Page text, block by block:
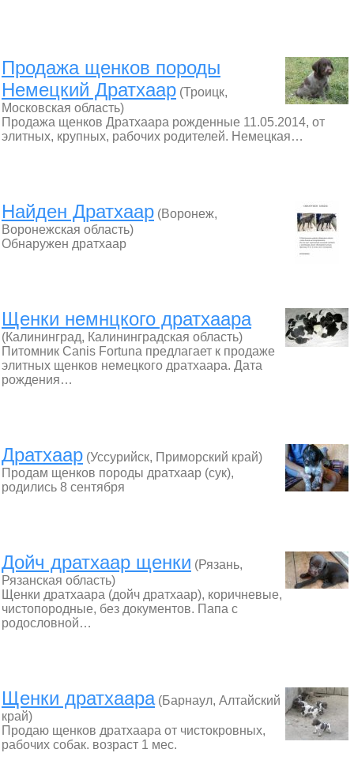
Продажа щенков породы
Немецкий Дратхаар (Троицк,
Московская область)
Продажа щенков Дратхаара рожденные 11.05.2014, от
элитных, крупных, рабочих родителей. Немецкая…
Найден Дратхаар (Воронеж,
Воронежская область)
Обнаружен дратхаар
Щенки немнцкого дратхаара
(Калининград, Калининградская область)
Питомник Canis Fortuna предлагает к продаже
элитных щенков немецкого дратхаара. Дата
рождения…
Дратхаар (Уссурийск, Приморский край)
Продам щенков породы дратхаар (сук),
родились 8 сентября
Дойч дратхаар щенки (Рязань,
Рязанская область)
Щенки дратхаара (дойч дратхаар), коричневые,
чистопородные, без документов. Папа с
родословной…
Щенки дратхаара(Барнаул, Алтайский
край)
Продаю щенков дратхаара от чистокровных,
рабочих собак. возраст 1 мес.